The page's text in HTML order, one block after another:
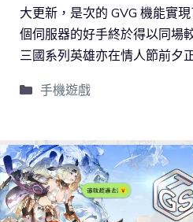
大更新，是次的 GVG 機能實
個伺服器的好手終於得以同場
三國系列英雄亦在情人節前夕
手機遊戲